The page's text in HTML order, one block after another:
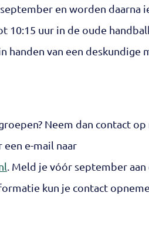
en worden daarna
10:15 uur in de oude
handen van een deskundige
Neem dan contact op
een e-mail naar
. Meld je vóór september
kun je contact